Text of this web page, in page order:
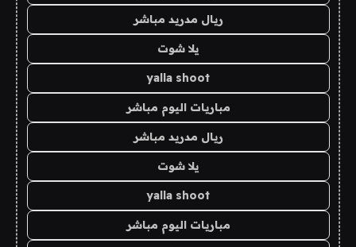
ريال مدريد مباشر
يلا شوت
yalla shoot
مباريات اليوم مباشر
ريال مدريد مباشر
يلا شوت
yalla shoot
مباريات اليوم مباشر